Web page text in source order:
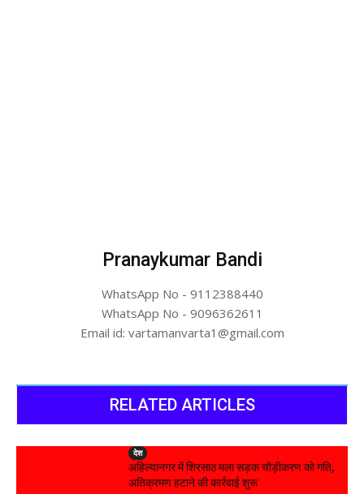
Pranaykumar Bandi
WhatsApp No - 9112388440
WhatsApp No - 9096362611
Email id: vartamanvarta1@gmail.com
RELATED ARTICLES
देश
अहिल्यानगर में शिरसाठ मला सड़क चौड़ीकरण को गति,
अतिक्रमण हटाने की कार्रवाई शुरू